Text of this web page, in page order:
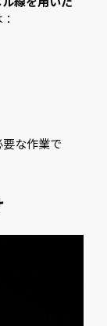
な作業で